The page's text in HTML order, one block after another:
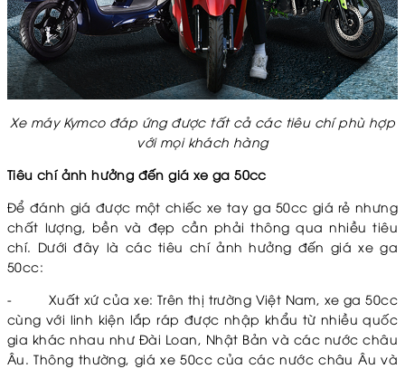
Xe máy Kymco đáp ứng được tất cả các tiêu chí phù hợp
với mọi khách hàng
Tiêu chí ảnh hưởng đến giá xe ga 50cc
Để đánh giá được một chiếc xe tay ga 50cc giá rẻ nhưng
chất lượng, bền và đẹp cần phải thông qua nhiều tiêu
chí. Dưới đây là các tiêu chí ảnh hưởng đến giá xe ga
50cc:
-
Xuất xứ của xe: Trên thị trường Việt Nam, xe ga 50cc
cùng với linh kiện lắp ráp được nhập khẩu từ nhiều quốc
gia khác nhau như Đài Loan, Nhật Bản và các nước châu
Âu. Thông thường, giá xe 50cc của các nước châu Âu và